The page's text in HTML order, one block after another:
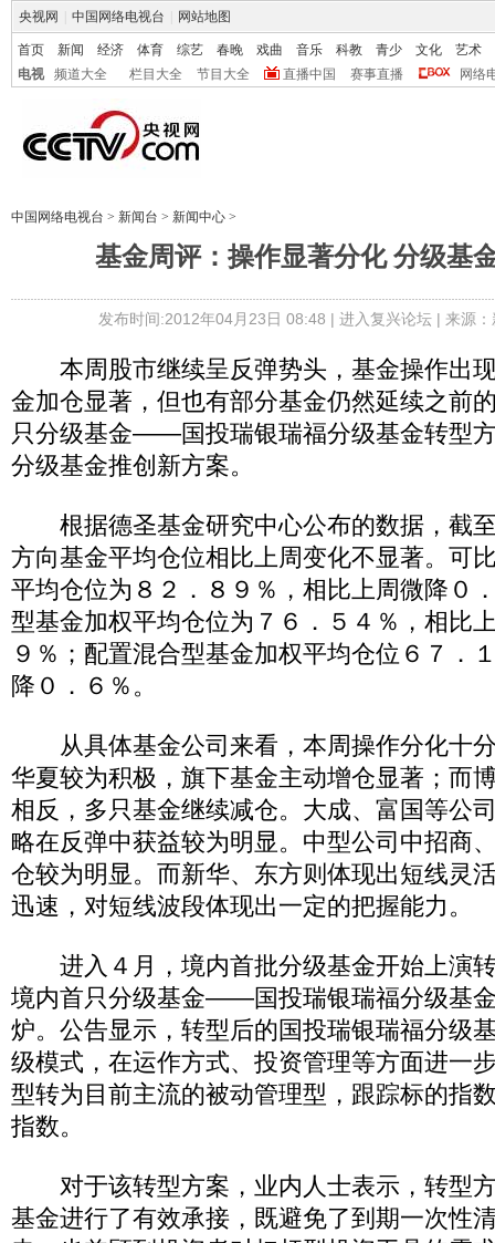
央视网 中国网络电视台 网站地图
首页 新闻 经济 体育 综艺 春晚 戏曲 音乐 科教 青少 文化
艺术
电视
频道大全 栏目大全 节目大全 直播中国 赛事直播 网络
中国网络电视台 > 新闻台 > 新闻中心 >
基金周评：操作显著分化 分级基
发布时间:2012年04月23日 08:48 | 进入复兴论坛| 来源
本周股市继续呈反弹势头，基金操作出
金加仓显著，但也有部分基金仍然延续之前
只分级基金——国投瑞银瑞福分级基金转型
分级基金推创新方案。
根据德圣基金研究中心公布的数据，截
方向基金平均仓位相比上周变化不显著。可
平均仓位为８２．８９％，相比上周微降０
型基金加权平均仓位为７６．５４％，相比
９％；配置混合型基金加权平均仓位６７．
降０．６％。
从具体基金公司来看，本周操作分化十
华夏较为积极，旗下基金主动增仓显著；而
相反，多只基金继续减仓。大成、富国等公
略在反弹中获益较为明显。中型公司中招商
仓较为明显。而新华、东方则体现出短线灵
迅速，对短线波段体现出一定的把握能力。
进入４月，境内首批分级基金开始上演
境内首只分级基金——国投瑞银瑞福分级基
炉。公告显示，转型后的国投瑞银瑞福分级
级模式，在运作方式、投资管理等方面进一
型转为目前主流的被动管理型，跟踪标的指
指数。
对于该转型方案，业内人士表示，转型
基金进行了有效承接，既避免了到期一次性